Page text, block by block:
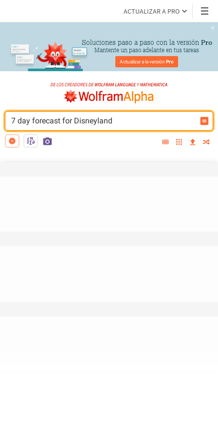
ACTUALIZAR A PRO
Soluciones paso a paso con la versión Pro
Mantente un paso adelante en tus tareas
Actualizar a la versión Pro
7 day forecast for Disneyland